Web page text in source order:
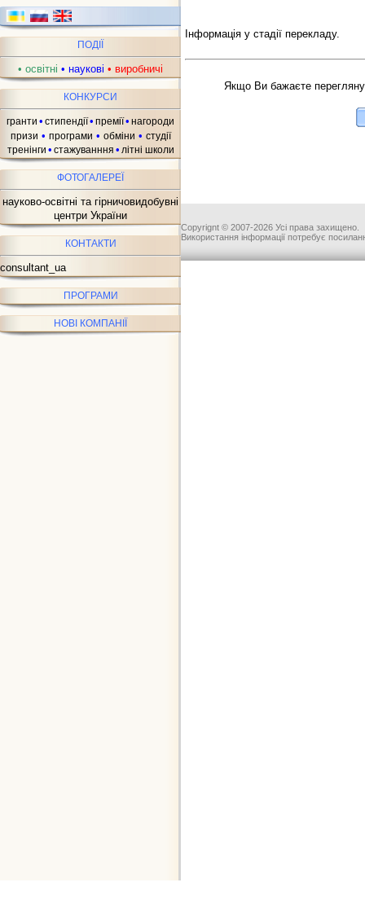
ПОДІЇ
• освітні • наукові • виробничі
КОНКУРСИ
гранти • стипендії• премії• нагороди
призи • програми • обміни • студії
тренінги • стажуванння • літні школи
ФОТОГАЛЕРЕЇ
науково-освітні та гірничовидобувні
центри України
КОНТАКТИ
consultant_ua
ПРОГРАМИ
НОВІ КОМПАНІЇ
Інформація у стадії перекладу.
Якщо Ви бажаєте
Copyrignt © 2007-2026 Усі права захищено.
Використання інформації потребує